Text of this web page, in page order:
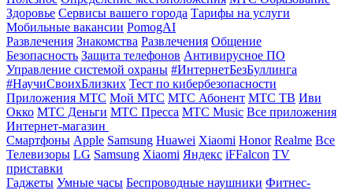
Здоровье Сервисы вашего города Тарифы на услуги
Мобильные вакансии PomogAI
Развлечения Знакомства Развлечения Общение
Безопасность Защита телефонов Антивирусное ПО
Управление системой охраны #ИнтернетБезБуллинга
#НаучиСвоихБлизких Тест по кибербезопасности
Приложения МТС Мой МТС МТС Абонент МТС ТВ Иви
Окко МТС Деньги МТС Пресса МТС Music Все приложения
Интернет-магазин
Смартфоны Apple Samsung Huawei Xiaomi Honor Realme Все
Телевизоры LG Samsung Xiaomi Яндекс iFFalcon TV
приставки
Гаджеты Умные часы Беспроводные наушники Фитнес-